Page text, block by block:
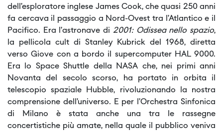
dell’esploratore inglese James Cook, che quasi 250 anni
fa cercava il passaggio a Nord-Ovest tra l’Atlantico e il
Pacifico. Era l’astronave di 2001: Odissea nello spazio,
la pellicola cult di Stanley Kubrick del 1968, diretta
verso Giove con a bordo il supercomputer HAL 9000.
Era lo Space Shuttle della NASA che, nei primi anni
Novanta del secolo scorso, ha portato in orbita il
telescopio spaziale Hubble, rivoluzionando la nostra
comprensione dell’universo. E per l’Orchestra Sinfonica
di Milano è stata anche una tra le rassegne
concertistiche più amate, nella quale il pubblico veniva